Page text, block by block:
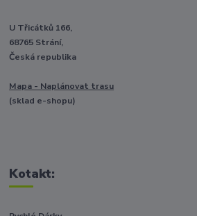
U Třicátků 166,
68765 Strání,
Česká republika
Mapa - Naplánovat trasu
(sklad e-shopu)
Kotakt: